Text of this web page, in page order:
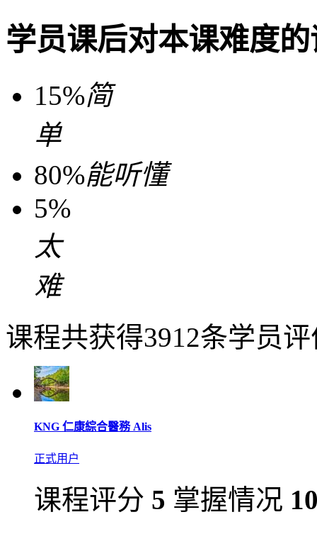
学员课后对本课难度
15%简
单
80%能听懂
5%
太
难
课程共获得3912条学员
KNG 仁康綜合醫務 Alis
正式用户
课程评分 5 掌握情况